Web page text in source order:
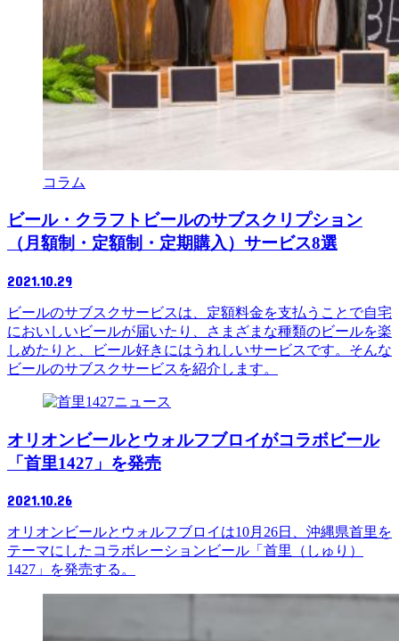
コラム
ビール・クラフトビールのサブスクリプション
（月額制・定額制・定期購入）サービス8選
2021.10.29
ビールのサブスクサービスは、定額料金を支払うことで自宅
においしいビールが届いたり、さまざまな種類のビールを楽
しめたりと、ビール好きにはうれしいサービスです。そんな
ビールのサブスクサービスを紹介します。
ニュース
オリオンビールとウォルフブロイがコラボビール
「首里1427」を発売
2021.10.26
オリオンビールとウォルフブロイは10月26日、沖縄県首里を
テーマにしたコラボレーションビール「首里（しゅり）
1427」を発売する。